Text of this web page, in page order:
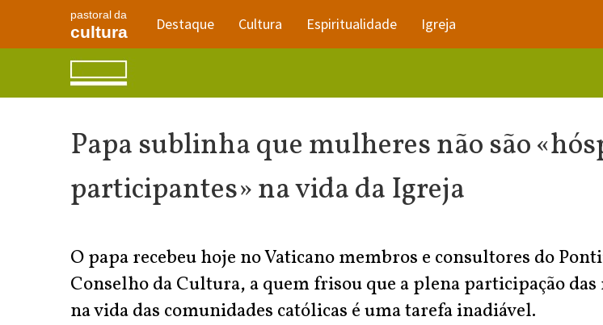
pastoral da
cultura Destaque Cultura Espiritualidade Igreja
Papa sublinha que mulheres não são
participantes» na vida da Igreja
O papa recebeu hoje no Vaticano membros e consultores do
Conselho da Cultura, a quem frisou que a plena participação
na vida das comunidades católicas é uma tarefa inadiável.